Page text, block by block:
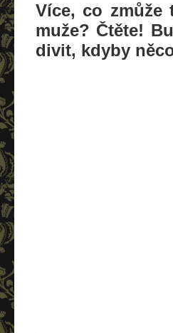
Více, co
muže? Čtěte!
divit, kdyby